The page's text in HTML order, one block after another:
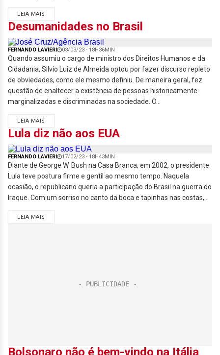
LEIA MAIS
Desumanidades no Brasil
FERNANDO LAVIERI 03/03/23 - 18H36MIN
Quando assumiu o cargo de ministro dos Direitos Humanos e da
Cidadania, Silvio Luiz de Almeida optou por fazer discurso repleto
de obviedades, como ele mesmo definiu. De maneira geral, fez
questão de enaltecer a existência de pessoas historicamente
marginalizadas e discriminadas na sociedade. O...
LEIA MAIS
Lula diz não aos EUA
FERNANDO LAVIERI 17/02/23 - 18H43MIN
Diante de George W. Bush na Casa Branca, em 2002, o presidente
Lula teve postura firme e gentil ao mesmo tempo. Naquela
ocasião, o republicano queria a participação do Brasil na guerra do
Iraque. Com um sorriso no canto da boca e tapinhas nas costas,...
LEIA MAIS
Bolsonaro não é bem-vindo na Itália